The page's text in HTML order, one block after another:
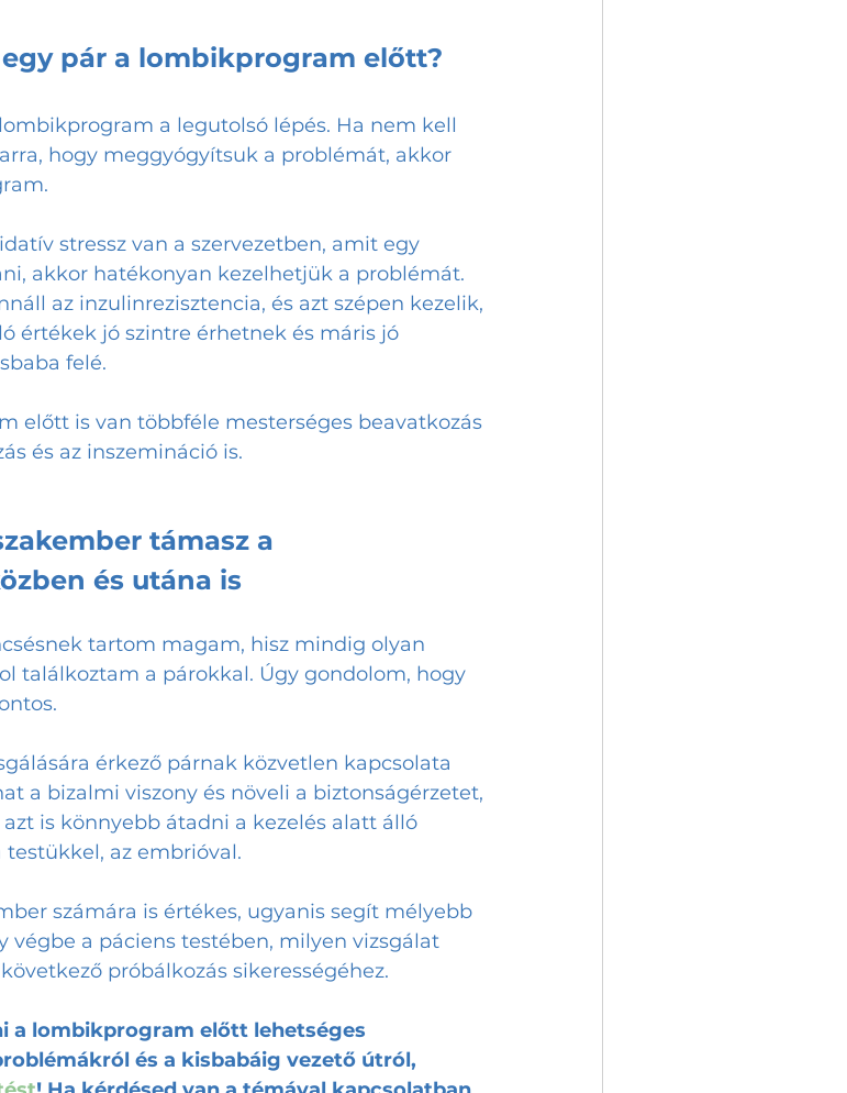
pár a lombikprogram előtt?
a legutolsó lépés. Ha nem kell
hogy meggyógyítsuk a problémát, akkor
stressz van a szervezetben, amit egy
akkor hatékonyan kezelhetjük a problémát.
az inzulinrezisztencia, és azt szépen kezelik,
értékek jó szintre érhetnek és máris jó
felé.
előtt is van többféle mesterséges beavatkozás
és az inszemináció is.
támasz a
és utána is
tartom magam, hisz mindig olyan
találkoztam a párokkal. Úgy gondolom, hogy
érkező párnak közvetlen kapcsolata
a bizalmi viszony és növeli a biztonságérzetet,
is könnyebb átadni a kezelés alatt álló
az embrióval.
számára is értékes, ugyanis segít mélyebb
a páciens testében, milyen vizsgálat
próbálkozás sikerességéhez.
a lombikprogram előtt lehetséges
és a kisbabáig vezető útról,